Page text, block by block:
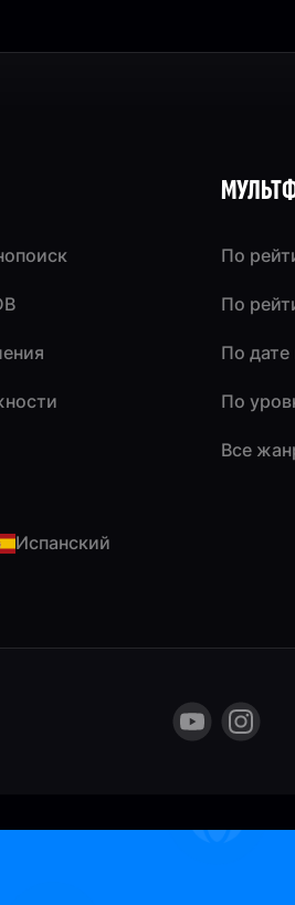
Испанский
По
По
По дате
По
Все